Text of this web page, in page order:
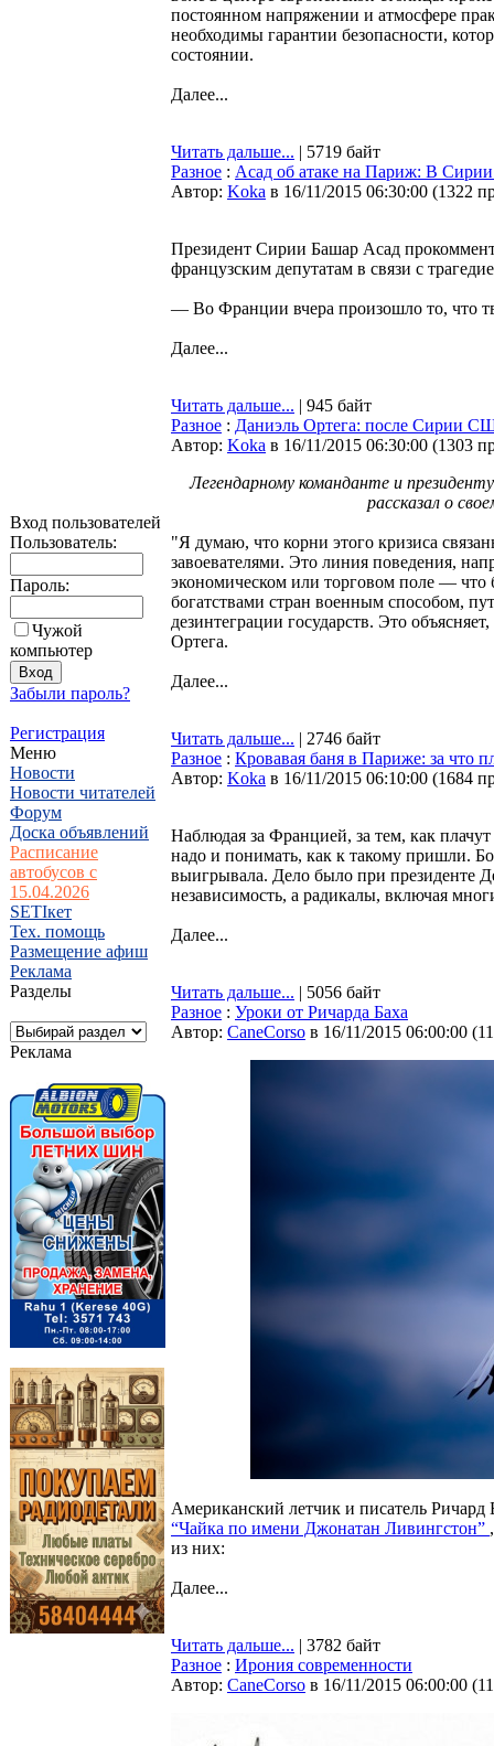
Вход пользователей
Пользователь:
Пароль:
Чужой
компьютер
Забыли пароль?
Регистрация
Меню
Новости
Новости читателей
Форум
Доска объявлений
Расписание
автобусов с
15.04.2026
SETIкет
Тех. помощь
Размещение афиш
Реклама
Разделы
Реклама
постоянном напряжении и атмосфере
необходимы гарантии безопасности,
состоянии.
Далее...
Читать дальше... | 5719 байт
Разное : Асад об атаке на Париж: В Сирии
Автор: Koka в 16/11/2015 06:30:00 (1322
Президент Сирии Башар Асад
французским депутатам в связи с
— Во Франции вчера произошло то, что
Далее...
Читать дальше... | 945 байт
Разное : Даниэль Ортега: после Сирии
Автор: Koka в 16/11/2015 06:30:00 (1303
Легендарному команданте и
рассказал о
"Я думаю, что корни этого кризиса
завоевателями. Это линия поведения,
экономическом или торговом поле — что
богатствами стран военным способом,
дезинтеграции государств. Это
Ортега.
Далее...
Читать дальше... | 2746 байт
Разное : Кровавая баня в Париже: за что
Автор: Koka в 16/11/2015 06:10:00 (1684
Наблюдая за Францией, за тем, как
надо и понимать, как к такому пришли.
выигрывала. Дело было при президенте
независимость, а радикалы, включая
Далее...
Читать дальше... | 5056 байт
Разное : Уроки от Ричарда Баха
Автор: CaneCorso в 16/11/2015 06:00:00 (
Американский летчик и писатель Ричард
“Чайка по имени Джонатан Ливингстон”
из них:
Далее...
Читать дальше... | 3782 байт
Разное : Ирония современности
Автор: CaneCorso в 16/11/2015 06:00:00 (